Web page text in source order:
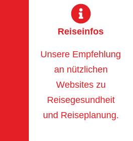
Reiseinfos
Unsere Empfehlung
an nützlichen
Websites zu
Reisegesundheit
und Reiseplanung.